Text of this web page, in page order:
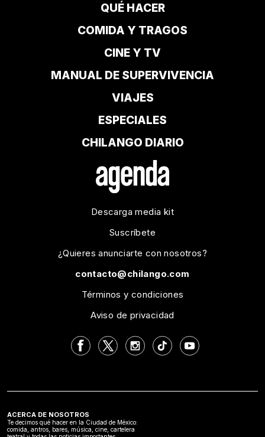
QUÉ HACER
COMIDA Y TRAGOS
CINE Y TV
MANUAL DE SUPERVIVENCIA
VIAJES
ESPECIALES
CHILANGO DIARIO
Descarga media kit
Suscríbete
¿Quieres anunciarte con nosotros?
contacto@chilango.com
Términos y condiciones
Aviso de privacidad
ACERCA DE NOSOTROS
Te decimos qué hacer en la Ciudad de México:
comida, antros, bares, música, cine, cartelera